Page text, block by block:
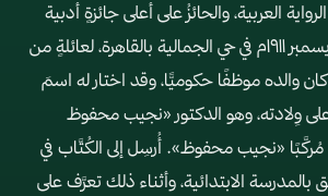
العربية، والحائزُ على أعلى جائزةٍ أدبية
في العالَم. وُلِد في ١١ ديسمبر ١٩١١م في حي الجمالية بالقاهرة، لعائلةٍ من
والده موظفًا حكوميًّا، وقد اختار له اسمَ
وِلادته، وهو الدكتور «نجيب محفوظ
«نجيب محفوظ». أُرسِل إلى الكُتَّاب في
الابتدائية، وأثناء ذلك تعرَّف على